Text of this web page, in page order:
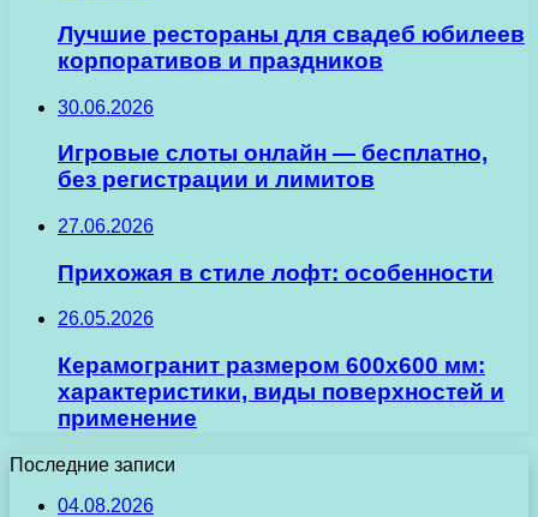
Лучшие рестораны для свадеб юбилеев
корпоративов и праздников
30.06.2026
Игровые слоты онлайн — бесплатно,
без регистрации и лимитов
27.06.2026
Прихожая в стиле лофт: особенности
26.05.2026
Керамогранит размером 600х600 мм:
характеристики, виды поверхностей и
применение
Последние записи
04.08.2026